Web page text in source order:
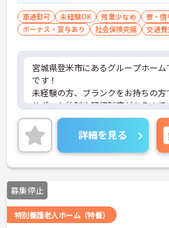
車通勤可 未経験OK 残業少なめ 寮・借
ボーナス・賞与あり
社会保険完備 交通
宮城県登米市にあるグループホー
です！
未経験の方、ブランクをお持ちの方
サポート体制や研修制度があるの
♪
マイカー＆自転車通勤OK、入居可
務し続けやすい環境が整っていま
ご興味がある方はご面接のポイン
ので、お気軽にお問い合わせくださ
詳細を見る
募集停止
特別養護老人ホーム（特養）